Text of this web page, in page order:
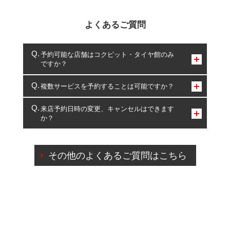
よくあるご質問
予約可能な店舗はコクピット・タイヤ館のみ
ですか？
コクピット・タイヤ館のみとなります。
複数サービスを予約することは可能ですか？
複数サービスのご予約は可能です。
一部の商品・サービスの組み合わせに限り、同時にご予約が
出来ないものもございます。
来店予約日時の変更、キャンセルはできます
か？
ご来店予約日の3営業日前を過ぎている場合のご予約
の日時変更につきましては、直接ご予約の店舗まで
その他のよくあるご質問はこちら